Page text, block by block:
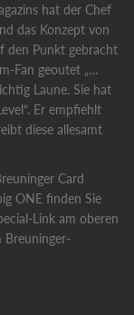
hat der Chef
das Konzept von
den Punkt gebracht
Fan geoutet „…
Laune. Sie hat
Er empfiehlt
diese allesamt
Card
ONE finden Sie
Link am oberen
Breuninger-